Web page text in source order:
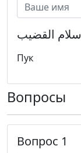
سلام القضيب
Пук
Вопросы
Вопрос 1